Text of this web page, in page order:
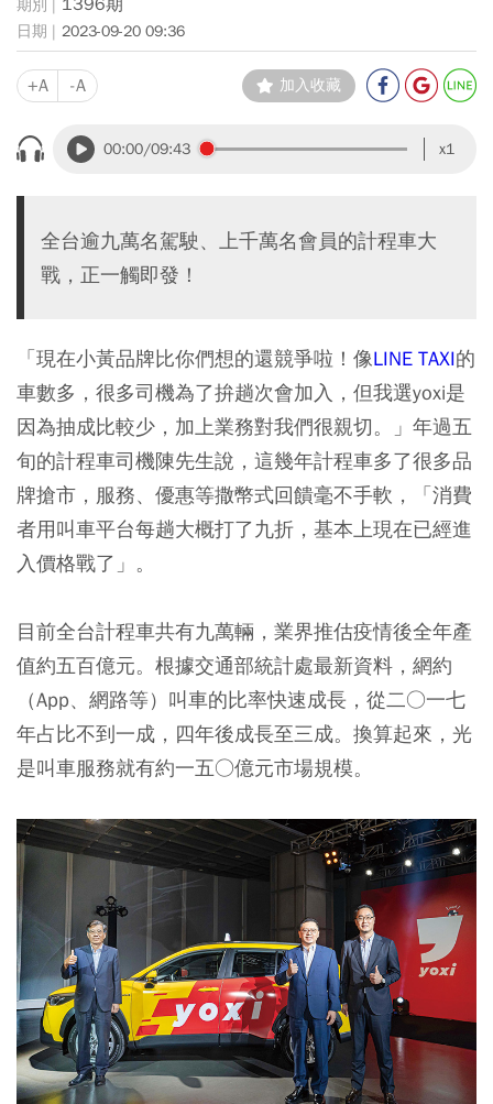
1396期
2023-09-20 09:36
+A -A 加入收藏
00:00/09:43 x1
全台逾九萬名駕駛、上千萬名會員的計程車大
戰，正一觸即發！
「現在小黃品牌比你們想的還競爭啦！像LINE TAXI的
車數多，很多司機為了拚趟次會加入，但我選yoxi是
因為抽成比較少，加上業務對我們很親切。」年過五
旬的計程車司機陳先生說，這幾年計程車多了很多品
牌搶市，服務、優惠等撒幣式回饋毫不手軟，「消費
者用叫車平台每趟大概打了九折，基本上現在已經進
入價格戰了」。
目前全台計程車共有九萬輛，業界推估疫情後全年產
值約五百億元。根據交通部統計處最新資料，網約
（App、網路等）叫車的比率快速成長，從二○一七
年占比不到一成，四年後成長至三成。換算起來，光
是叫車服務就有約一五○億元市場規模。